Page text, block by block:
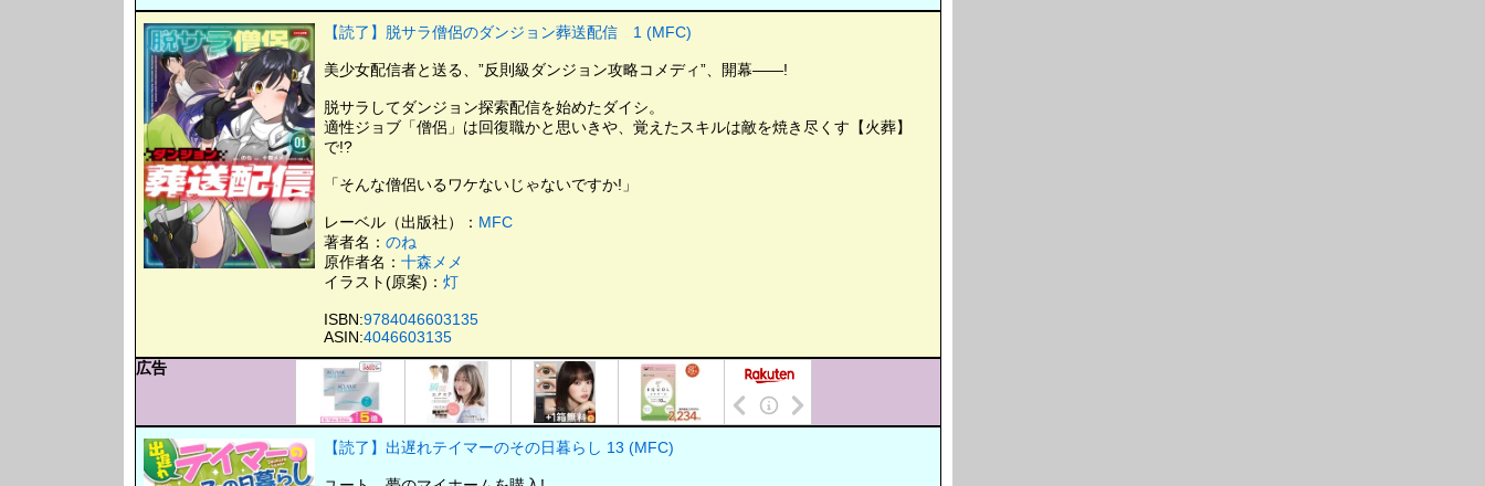
【読了】脱サラ僧侶のダンジョン葬送配信 1 (MFC)
美少女配信者と送る、”反則級ダンジョン攻略コメディ”、開幕――!
脱サラしてダンジョン探索配信を始めたダイシ。
適性ジョブ「僧侶」は回復職かと思いきや、覚えたスキルは敵を焼き尽くす【火葬】
で!?
「そんな僧侶いるワケないじゃないですか!」
レーベル（出版社）： MFC
著者名： のね
原作者名： 十森メメ
イラスト(原案)： 灯
ISBN:9784046603135
ASIN:4046603135
広告
【読了】出遅れテイマーのその日暮らし 13 (MFC)